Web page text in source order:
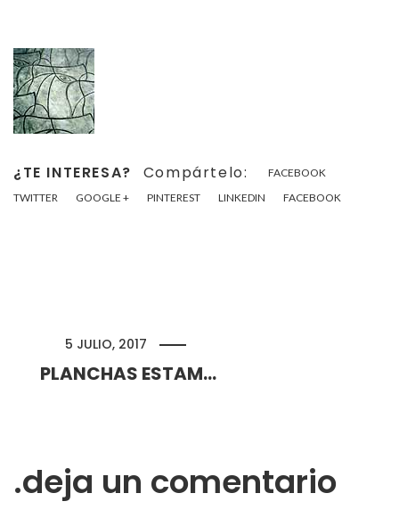
¿TE INTERESA? Compártelo:
FACEBOOK
TWITTER
GOOGLE + PINTEREST LINKEDIN FACEBOOK
5 JULIO, 2017
PLANCHAS ESTAMPADAS
deja un comentario